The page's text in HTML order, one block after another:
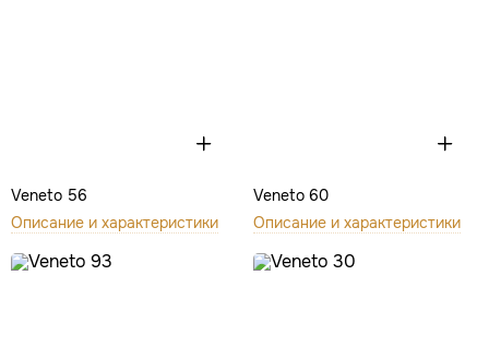
Veneto 56
Описание и характеристики
Veneto 60
Описание и характеристики